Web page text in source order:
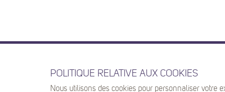
POLITIQUE RELATIVE AUX COOKIES
Nous utilisons des cookies pour personnaliser votre